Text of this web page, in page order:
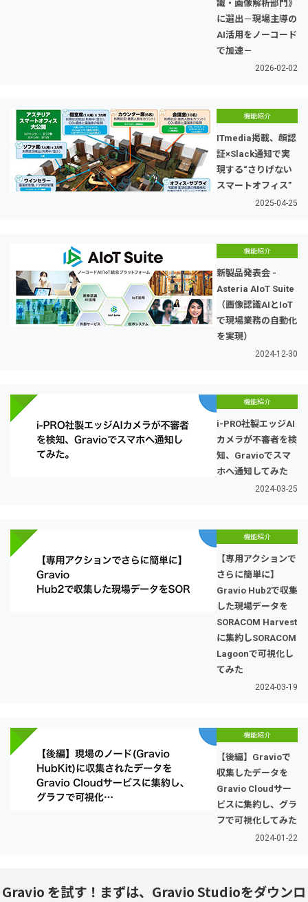
識・画像解析部門》
に選出－現場主導の
AI活用をノーコード
で加速－
2026-02-02
機能紹介
ITmedia掲載、顔認
証×Slack通知で実
現する“さりげない
スマートオフィス”
2025-04-25
機能紹介
新製品発表会 -
Asteria AIoT Suite
（画像認識AIとIoT
で現場業務の自動化
を実現）
2024-12-30
機能紹介
i-PRO社製エッジAI
カメラが不審者を検
知、Gravioでスマ
ホへ通知してみた
2024-03-25
機能紹介
【専用アクションで
さらに簡単に】
Gravio Hub2で収集
した現場データを
SORACOM Harvest
に集約しSORACOM
Lagoonで可視化し
てみた
2024-03-19
機能紹介
【後編】Gravioで
収集したデータを
Gravio Cloudサー
ビスに集約し、グラ
フで可視化してみた
2024-01-22
Gravio を試す！まずは、Gravio Studioをダウンロ